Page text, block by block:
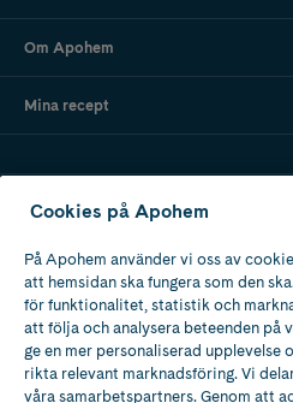
Om Apohem
Mina recept
Ladda ner vår app
Apotek med tillstånd
av Läkemedelsverket
Cookies på Apohem
På Apohem använder vi oss av
att hemsidan ska fungera som den
för funktionalitet, statistik och
att följa och analysera beteenden på
ge en mer personaliserad upplevelse
rikta relevant marknadsföring. Vi
våra samarbetspartners. Genom att